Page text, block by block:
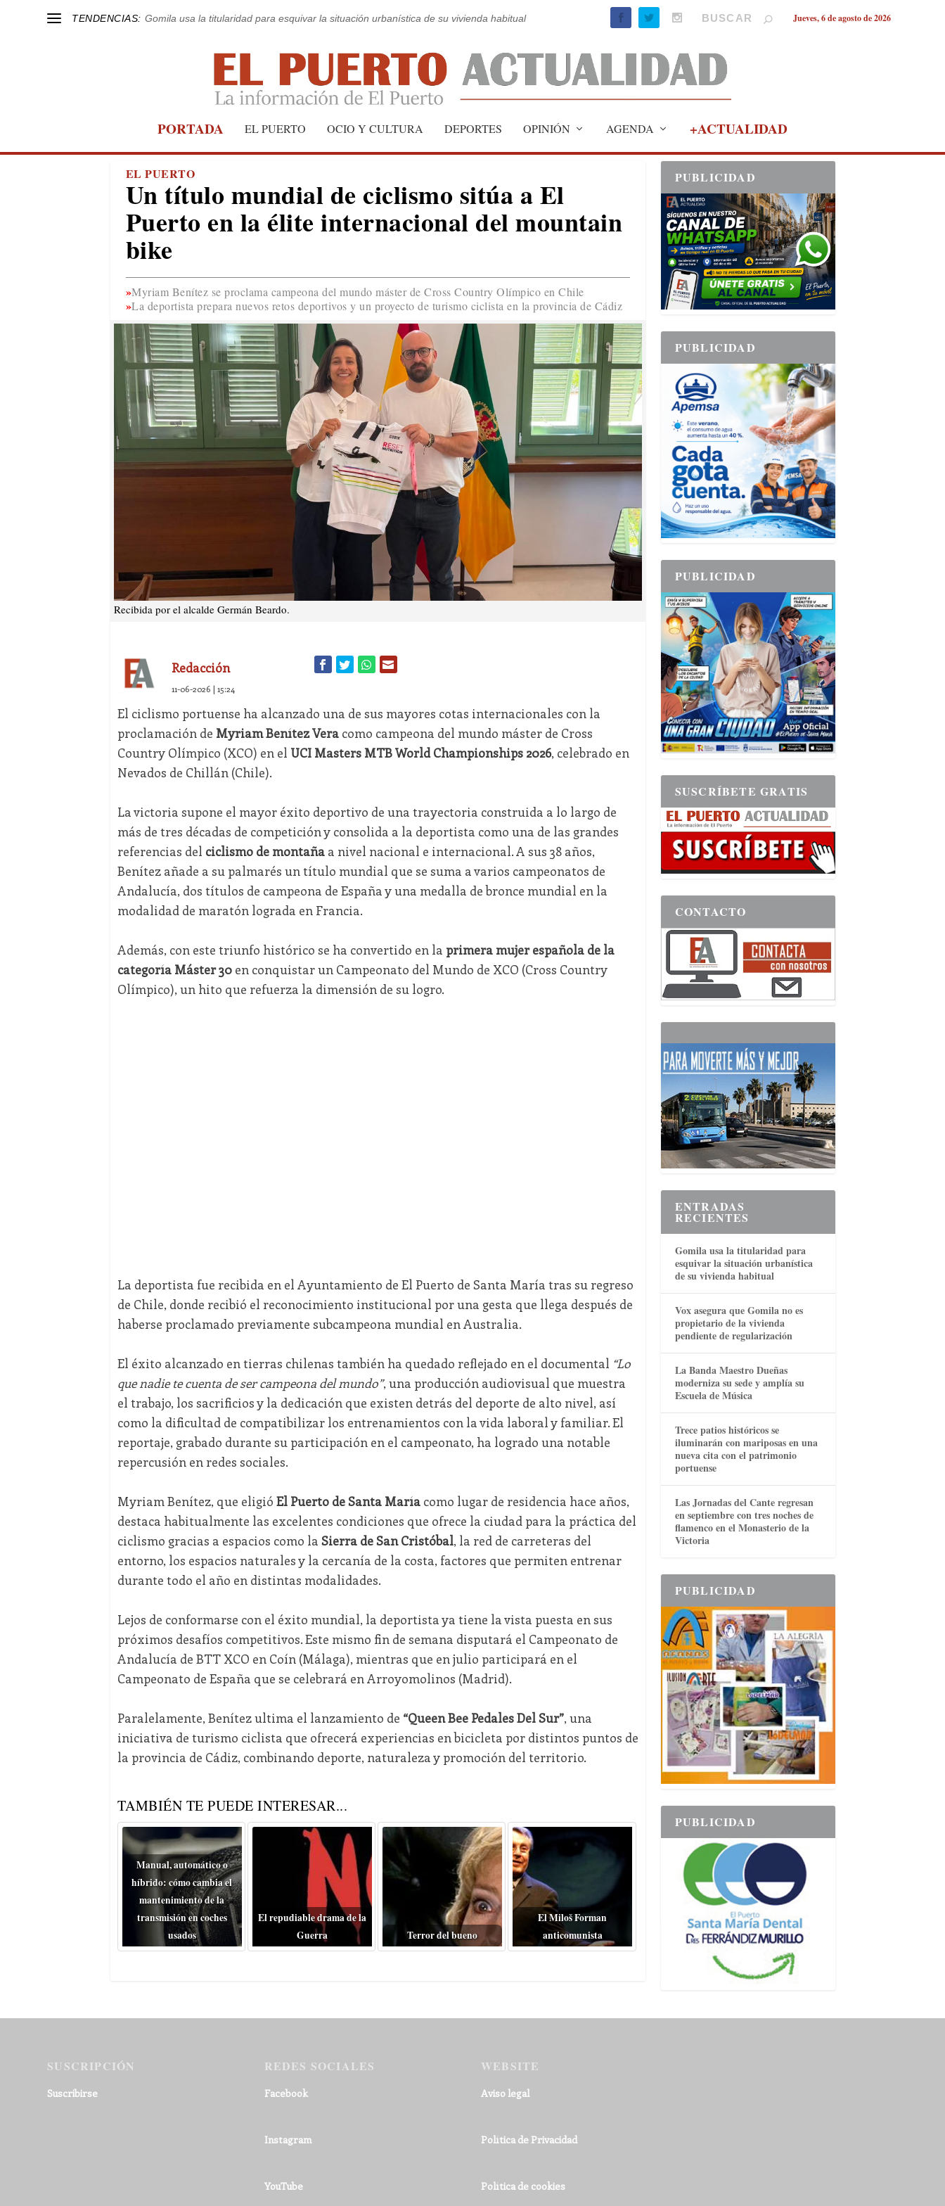
TENDENCIAS: Gomila usa la titularidad para esquivar la situación urbanística de su vivienda habitual Jueves, 6 de agosto de 2026
PORTADA EL PUERTO OCIO Y CULTURA DEPORTES OPINIÓN AGENDA +ACTUALIDAD
EL PUERTO
Un título mundial de ciclismo sitúa a El
Puerto en la élite internacional del mountain
bike
Myriam Benítez se proclama campeona del mundo máster de Cross Country Olímpico en Chile
La deportista prepara nuevos retos deportivos y un proyecto de turismo ciclista en la provincia de Cádiz
Recibida por el alcalde Germán Beardo.
Redacción
11-06-2026 | 15:24
El ciclismo portuense ha alcanzado una de sus mayores cotas internacionales con la
proclamación de Myriam Benítez Veracomo campeona del mundo máster de Cross
Country Olímpico (XCO) en el UCI Masters MTB World Championships 2026, celebrado en
Nevados de Chillán (Chile).
La victoria supone el mayor éxito deportivo de una trayectoria construida a lo largo de
más de tres décadas de competición y consolida a la deportista como una de las grandes
referencias del ciclismo de montañaa nivel nacional e internacional. A sus 38 años,
Benítez añade a su palmarés un título mundial que se suma a varios campeonatos de
Andalucía, dos títulos de campeona de España y una medalla de bronce mundial en la
modalidad de maratón lograda en Francia.
Además, con este triunfo histórico se ha convertido en la primera mujer española de la
categoría Máster 30en conquistar un Campeonato del Mundo de XCO (Cross Country
Olímpico), un hito que refuerza la dimensión de su logro.
La deportista fue recibida en el Ayuntamiento de El Puerto de Santa María tras su regreso
de Chile, donde recibió el reconocimiento institucional por una gesta que llega después de
haberse proclamado previamente subcampeona mundial en Australia.
El éxito alcanzado en tierras chilenas también ha quedado reflejado en el documental “Lo
que nadie te cuenta de ser campeona del mundo”, una producción audiovisual que muestra
el trabajo, los sacrificios y la dedicación que existen detrás del deporte de alto nivel, así
como la dificultad de compatibilizar los entrenamientos con la vida laboral y familiar. El
reportaje, grabado durante su participación en el campeonato, ha logrado una notable
repercusión en redes sociales.
Myriam Benítez, que eligió El Puerto de Santa Maríacomo lugar de residencia hace años,
destaca habitualmente las excelentes condiciones que ofrece la ciudad para la práctica del
ciclismo gracias a espacios como la Sierra de San Cristóbal, la red de carreteras del
entorno, los espacios naturales y la cercanía de la costa, factores que permiten entrenar
durante todo el año en distintas modalidades.
Lejos de conformarse con el éxito mundial, la deportista ya tiene la vista puesta en sus
próximos desafíos competitivos. Este mismo fin de semana disputará el Campeonato de
Andalucía de BTT XCO en Coín (Málaga), mientras que en julio participará en el
Campeonato de España que se celebrará en Arroyomolinos (Madrid).
Paralelamente, Benítez ultima el lanzamiento de “Queen Bee Pedales Del Sur”, una
iniciativa de turismo ciclista que ofrecerá experiencias en bicicleta por distintos puntos de
la provincia de Cádiz, combinando deporte, naturaleza y promoción del territorio.
TAMBIÉN TE PUEDE INTERESAR...
Manual, automático o
híbrido: cómo cambia el
mantenimiento de la
transmisión en coches
usados
El repudiable drama de la
Guerra
Terror del bueno
El Miloš Forman
anticomunista
PUBLICIDAD
PUBLICIDAD
PUBLICIDAD
SUSCRÍBETE GRATIS
CONTACTO
ENTRADAS
RECIENTES
Gomila usa la titularidad para
esquivar la situación urbanística
de su vivienda habitual
Vox asegura que Gomila no es
propietario de la vivienda
pendiente de regularización
La Banda Maestro Dueñas
moderniza su sede y amplía su
Escuela de Música
Trece patios históricos se
iluminarán con mariposas en una
nueva cita con el patrimonio
portuense
Las Jornadas del Cante regresan
en septiembre con tres noches de
flamenco en el Monasterio de la
Victoria
PUBLICIDAD
PUBLICIDAD
SUSCRIPCIÓN
Suscribirse
REDES SOCIALES
Facebook
Instagram
YouTube
WEBSITE
Aviso legal
Política de Privacidad
Política de cookies